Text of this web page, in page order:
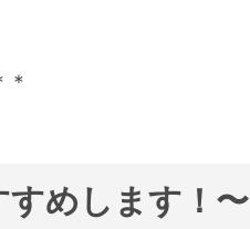
めします！〜